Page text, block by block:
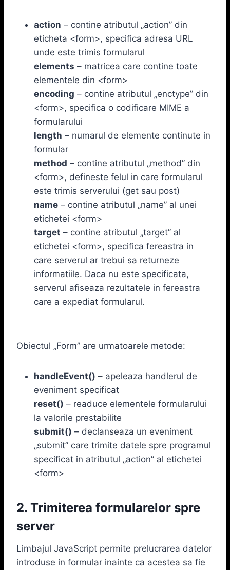
action – contine atributul „action” din
eticheta <form>, specifica adresa URL
unde este trimis formularul
elements – matricea care contine toate
elementele din <form>
encoding – contine atributul „enctype” din
<form>, specifica o codificare MIME a
formularului
length – numarul de elemente continute in
formular
method – contine atributul „method” din
<form>, defineste felul in care formularul
este trimis serverului (get sau post)
name – contine atributul „name” al unei
etichetei <form>
target – contine atributul „target” al
etichetei <form>, specifica fereastra in
care serverul ar trebui sa returneze
informatiile. Daca nu este specificata,
serverul afiseaza rezultatele in fereastra
care a expediat formularul.
Obiectul „Form” are urmatoarele metode:
handleEvent() – apeleaza handlerul de
eveniment specificat
reset() – readuce elementele formularului
la valorile prestabilite
submit() – declanseaza un eveniment
„submit” care trimite datele spre programul
specificat in atributul „action” al etichetei
<form>
2. Trimiterea formularelor spre
server
Limbajul JavaScript permite prelucrarea datelor
introduse in formular inainte ca acestea sa fie